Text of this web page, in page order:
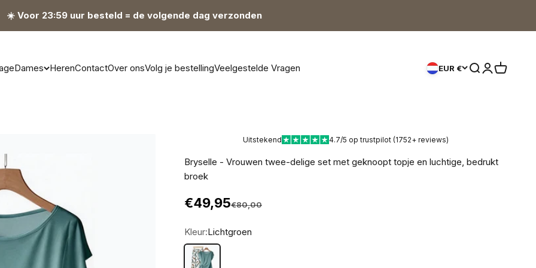
☀️ Voor 23:59 uur besteld = de volgende dag verzonden
Dames HerenContactOver onsVolg je bestellingVeelgestelde Vragen EUR € Zoeken openen
Uitstekend 4.7/5 op trustpilot (1752+ reviews)
Bryselle - Vrouwen twee-delige set met geknoopt topje en luchtige, bedrukt
broek
Aanbiedingsprijs
€49,95Normale prijs
€80,00
Kleur:Lichtgroen
Lichtgroen